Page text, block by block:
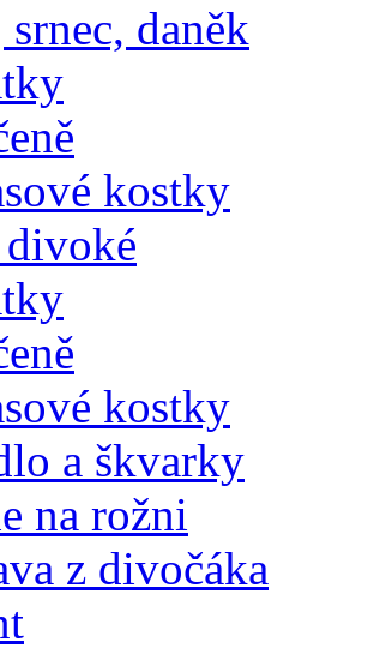
srnec, daněk
kostky
divoké
kostky
a škvarky
na rožni
z divočáka